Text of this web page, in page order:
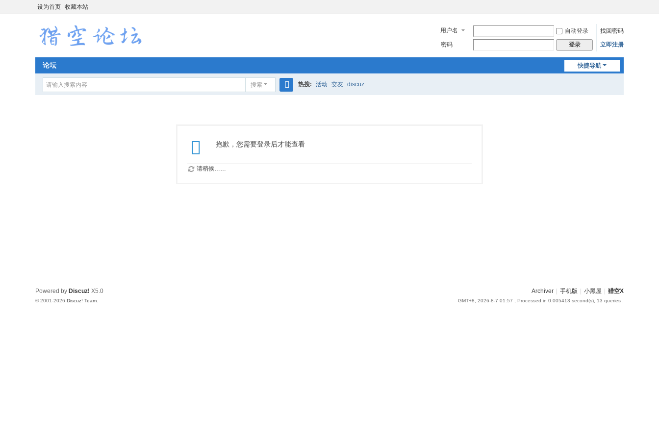
设为首页 收藏本站
用户名 自动登录
找回密码
密码
登录 立即注册
快捷导航
论坛
搜索 热搜: 活动 交友 discuz
抱歉，您需要登录后才能查看
请稍候……
Archiver 手机版 小黑屋 猎空X
GMT+8, 2026-8-7 01:57 , Processed in 0.005413 second(s), 13 queries .
Powered by Discuz! X5.0
© 2001-2026 Discuz! Team